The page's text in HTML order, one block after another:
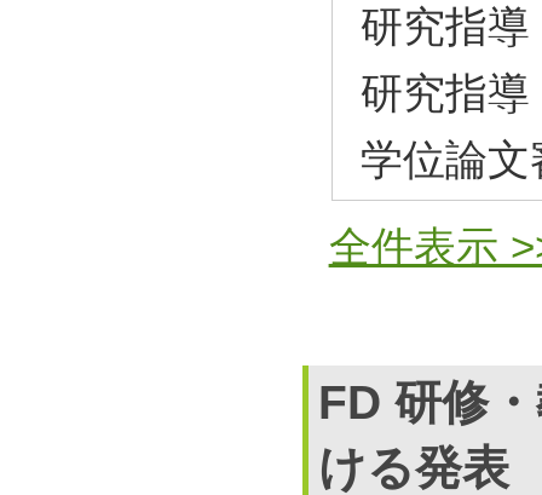
研究指
研究指
学位論
全件表示
FD 研修
ける発表